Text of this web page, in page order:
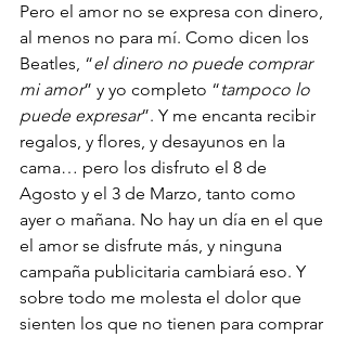
Pero el amor no se expresa con dinero,
al menos no para mí. Como dicen los
Beatles, “el dinero no puede comprar
mi amor” y yo completo “tampoco lo
puede expresar”. Y me encanta recibir
regalos, y flores, y desayunos en la
cama… pero los disfruto el 8 de
Agosto y el 3 de Marzo, tanto como
ayer o mañana. No hay un día en el que
el amor se disfrute más, y ninguna
campaña publicitaria cambiará eso. Y
sobre todo me molesta el dolor que
sienten los que no tienen para comprar